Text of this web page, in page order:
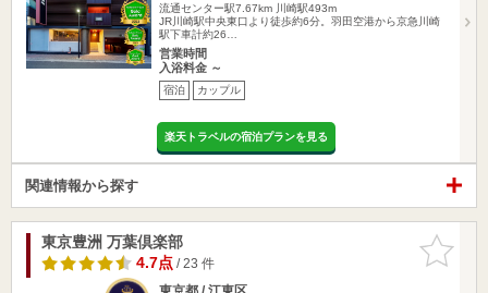
流通センター駅7.67km
川崎駅493m
JR川崎駅中央東口より徒歩約6分。羽田空港から京急川崎
駅下車計約26…
営業時間
入浴料金 ～
宿泊 カップル
楽天トラベルの宿泊プランを見る
関連情報から探す
お気に入
りに追加
東京豊洲 万葉倶楽部
4.7点/ 23 件